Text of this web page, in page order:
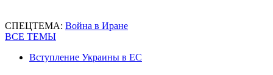
СПЕЦТЕМА: Война в Иране
ВСЕ ТЕМЫ
Вступление Украины в ЕС